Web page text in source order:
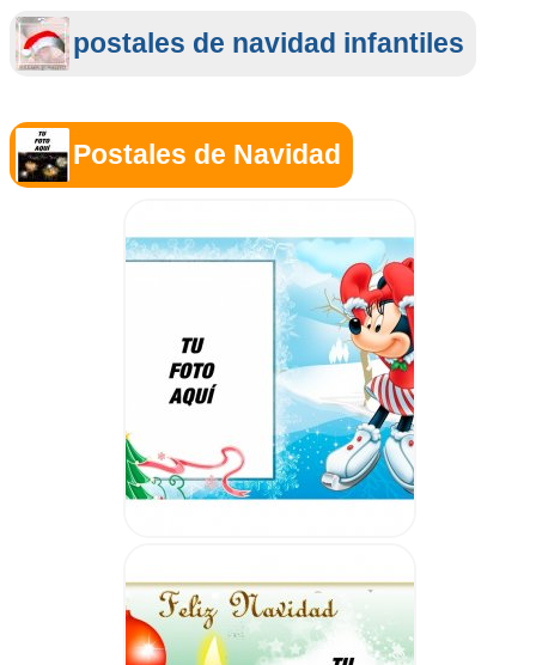
postales de navidad infantiles
Postales de Navidad